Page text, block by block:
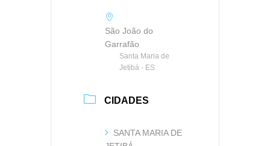
São João do
Garrafão
Santa Maria de
Jetibá - ES
CIDADES
SANTA MARIA DE